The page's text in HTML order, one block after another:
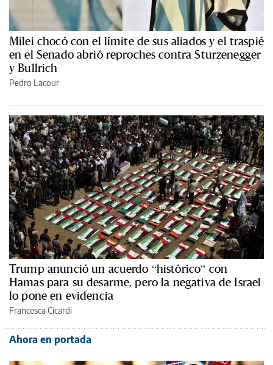
Milei chocó con el límite de sus aliados y el traspié
en el Senado abrió reproches contra Sturzenegger
y Bullrich
Pedro Lacour
Trump anunció un acuerdo “histórico” con
Hamas para su desarme, pero la negativa de Israel
lo pone en evidencia
Francesca Cicardi
Ahora en portada